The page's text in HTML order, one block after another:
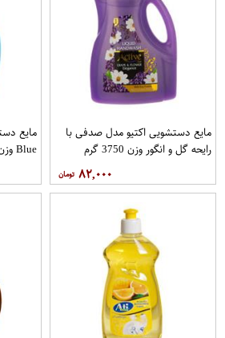
مایع دستشویی اکتیو مدل صدفی با
رایحه گل و انگور وزن 3750 گرم
۸۲,۰۰۰
مایع
Blue وزن 3750 گرم